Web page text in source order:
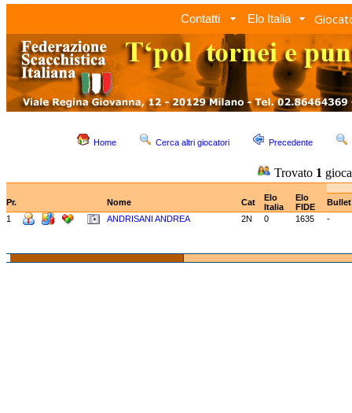
Contatti Elo Italia
Home Cerca altri giocatori Precedente
Trovato 1
Pr. Nome Cat
Elo
Italia
Elo
FIDE
1
ANDRISANI ANDREA 2N 0 1635 -